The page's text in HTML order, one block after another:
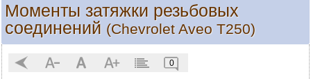
Моменты затяжки резьбовых
соединений (Chevrolet Aveo T250)
0